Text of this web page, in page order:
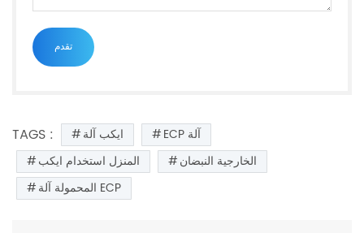
TAGS : ايكب آلة
ECP آلة
المنزل استخدام ايكب
الخارجية النبضان
المحمولة آلة ECP